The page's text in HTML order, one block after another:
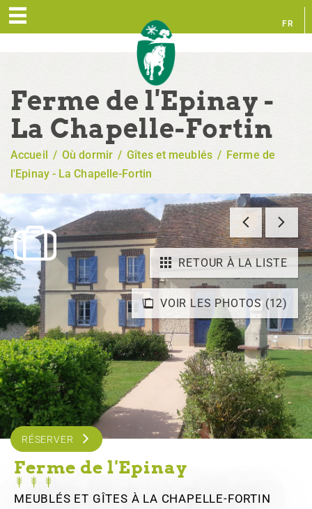
FR
Ferme de l'Epinay -
La Chapelle-Fortin
Accueil / Où dormir / Gîtes et meublés / Ferme de
l'Epinay - La Chapelle-Fortin
VOIR LES PHOTOS (12)
RETOUR À LA LISTE
RÉSERVER
Ferme de l'Epinay
MEUBLÉS ET GÎTES À LA CHAPELLE-FORTIN